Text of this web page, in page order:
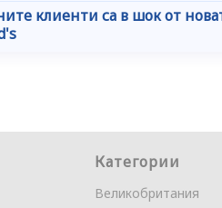
клиенти са в шок от
Категории
Великобритания